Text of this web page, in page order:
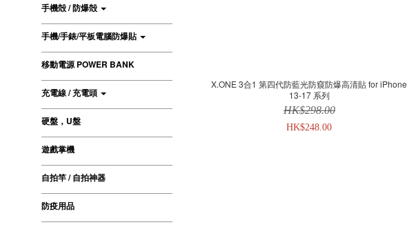
手機殻 / 防爆殻
手機/手錶/平板電腦防爆貼
移動電源 POWER BANK
充電線 / 充電頭
硬盤，U盤
遊戲掌機
自拍竿 / 自拍神器
防疫用品
X.ONE 3合1 第四代防藍光防窺防爆高清貼 for iPhone
13-17 系列
HK$298.00
HK$248.00